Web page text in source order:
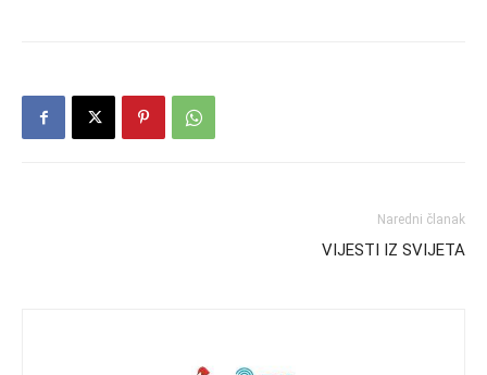
Naredni članak
VIJESTI IZ SVIJETA